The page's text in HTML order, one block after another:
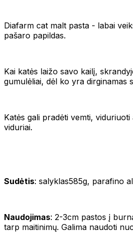
Diafarm cat malt pasta - labai
pašaro papildas.
Kai katės laižo savo kailį,
gumulėliai, dėl ko yra dirginamas
Katės gali pradėti vemti,
viduriai.
Sudėtis: salyklas585g, parafino
Naudojimas: 2-3cm pastos į
tarp maitinimų. Galima naudoti